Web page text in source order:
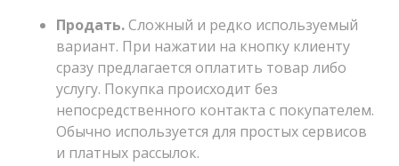
Продать.Сложный и редко используемый
вариант. При нажатии на кнопку клиенту
сразу предлагается оплатить товар либо
услугу. Покупка происходит без
непосредственного контакта с покупателем.
Обычно используется для простых сервисов
и платных рассылок.